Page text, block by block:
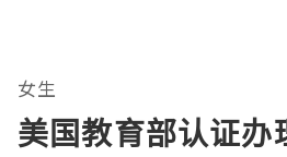
女生
美国教育部认证办